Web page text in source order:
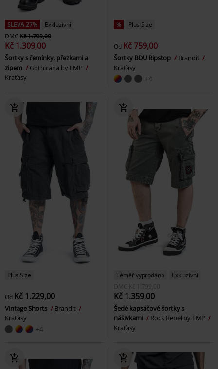
SLEVA 27%
Exkluzivní
DMC Kč 1.799,00
Kč 1.309,00
Šortky s řemínky, přezkami a
zipem
Gothicana by EMP
Kraťasy
% Plus Size
Od Kč 759,00
Šortky BDU Ripstop
Brandit
Kraťasy
+4
Plus Size
Od Kč 1.229,00
Vintage Shorts
Brandit
Kraťasy
+4
Téměř vyprodáno
Exkluzivní
DMC
Kč 1.799,00
Kč 1.359,00
Šedé kapsáčové šortky s
nášivkami
Rock Rebel by EMP
Kraťasy